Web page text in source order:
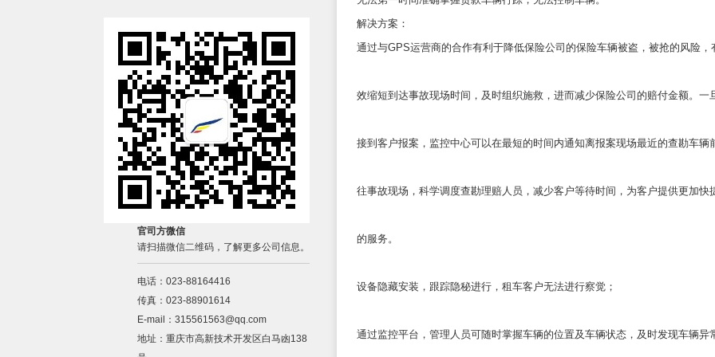
官司方微信
请扫描微信二维码，了解更多公司信息。
电话：023-88164416
传真：023-88901614
E-mail：315561563@qq.com
地址：重庆市高新技术开发区白马凼138
解决方案：
通过与GPS运营商的合作有利于降低保险公司的保险车辆被盗，被抢的风险，
效缩短到达事故现场时间，及时组织施救，进而减少保险公司的赔付金额。一
接到客户报案，监控中心可以在最短的时间内通知离报案现场最近的查勘车辆
往事故现场，科学调度查勘理赔人员，减少客户等待时间，为客户提供更加快
的服务。
设备隐藏安装，跟踪隐秘进行，租车客户无法进行察觉；
通过监控平台，管理人员可随时掌握车辆的位置及车辆状态，及时发现车辆异